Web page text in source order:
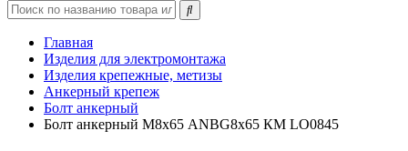
Главная
Изделия для электромонтажа
Изделия крепежные, метизы
Анкерный крепеж
Болт анкерный
Болт анкерный М8х65 ANBG8х65 КМ LO0845